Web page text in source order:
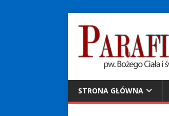
STRONA GŁÓWNA